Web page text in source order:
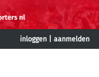
inloggen aanmelden